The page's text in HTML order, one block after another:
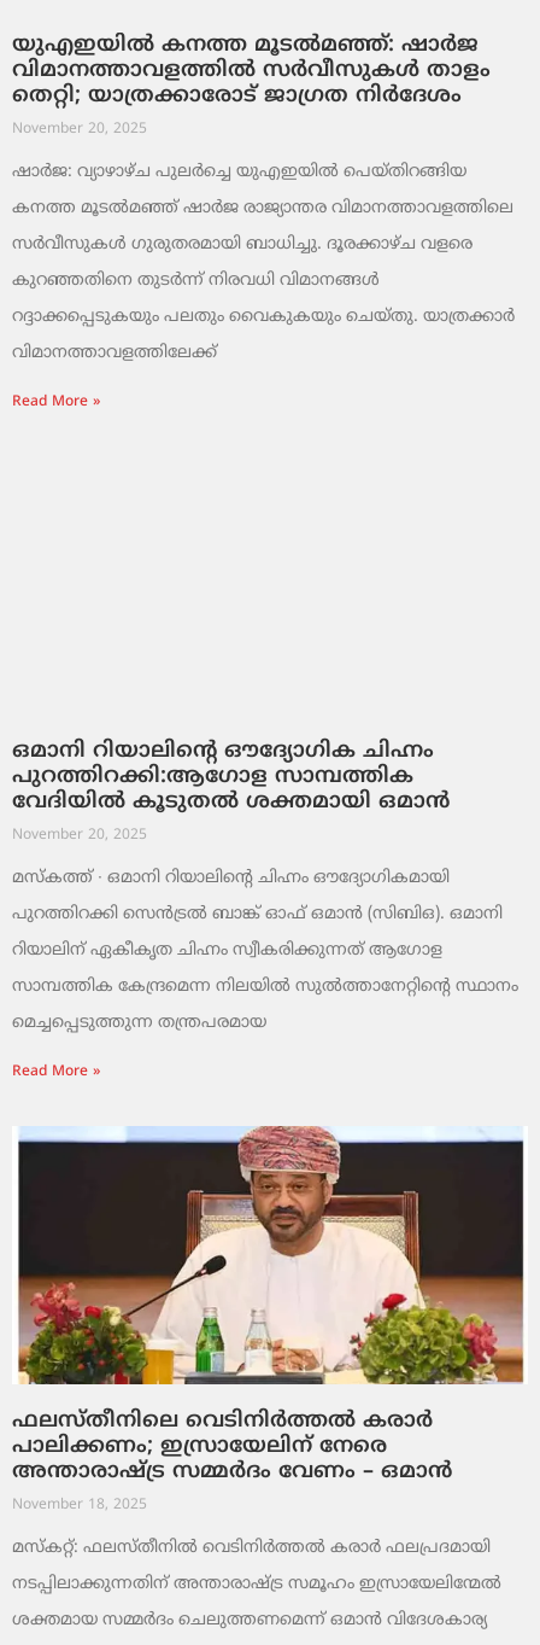
യുഎഇയിൽ കനത്ത മൂടൽമഞ്ഞ്: ഷാർജ
വിമാനത്താവളത്തിൽ സർവീസുകൾ താളം
തെറ്റി; യാത്രക്കാരോട് ജാഗ്രത നിർദേശം
November 20, 2025
ഷാർജ: വ്യാഴാഴ്ച പുലർച്ചെ യുഎഇയിൽ പെയ്തിറങ്ങിയ
കനത്ത മൂടൽമഞ്ഞ് ഷാർജ രാജ്യാന്തര വിമാനത്താവളത്തിലെ
സർവീസുകൾ ഗുരുതരമായി ബാധിച്ചു. ദൂരക്കാഴ്ച വളരെ
കുറഞ്ഞതിനെ തുടർന്ന് നിരവധി വിമാനങ്ങൾ
റദ്ദാക്കപ്പെടുകയും പലതും വൈകുകയും ചെയ്തു. യാത്രക്കാർ
വിമാനത്താവളത്തിലേക്ക്
Read More »
ഒമാനി റിയാലിന്റെ ഔദ്യോഗിക ചിഹ്നം
പുറത്തിറക്കി:ആഗോള സാമ്പത്തിക
വേദിയിൽ കൂടുതൽ ശക്തമായി ഒമാൻ
November 20, 2025
മസ്‌കത്ത് ∙ ഒമാനി റിയാലിന്റെ ചിഹ്നം ഔദ്യോഗികമായി
പുറത്തിറക്കി സെൻട്രൽ ബാങ്ക് ഓഫ് ഒമാൻ (സിബിഒ). ഒമാനി
റിയാലിന് ഏകീകൃത ചിഹ്നം സ്വീകരിക്കുന്നത് ആഗോള
സാമ്പത്തിക കേന്ദ്രമെന്ന നിലയിൽ സുൽത്താനേറ്റിന്റെ സ്ഥാനം
മെച്ചപ്പെടുത്തുന്ന തന്ത്രപരമായ
Read More »
ഫലസ്തീനിലെ വെടിനിർത്തൽ കരാർ
പാലിക്കണം; ഇസ്രായേലിന് നേരെ
അന്താരാഷ്ട്ര സമ്മർദം വേണം – ഒമാൻ
November 18, 2025
മസ്‌കറ്റ്: ഫലസ്തീനിൽ വെടിനിർത്തൽ കരാർ ഫലപ്രദമായി
നടപ്പിലാക്കുന്നതിന് അന്താരാഷ്ട്ര സമൂഹം ഇസ്രായേലിന്മേൽ
ശക്തമായ സമ്മർദം ചെലുത്തണമെന്ന് ഒമാൻ വിദേശകാര്യ